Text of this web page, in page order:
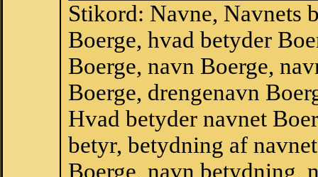
Stikord: Navne, Navnets
Boerge, hvad betyder
Boerge, navn Boerge,
Boerge, drengenavn
Hvad betyder navnet
betyr, betydning af
Boerge, navn betydning,